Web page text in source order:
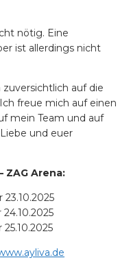
nötig. Eine
ist allerdings nicht
auf die
freue mich auf einen
mein Team und auf
und euer
ZAG Arena:
23.10.2025